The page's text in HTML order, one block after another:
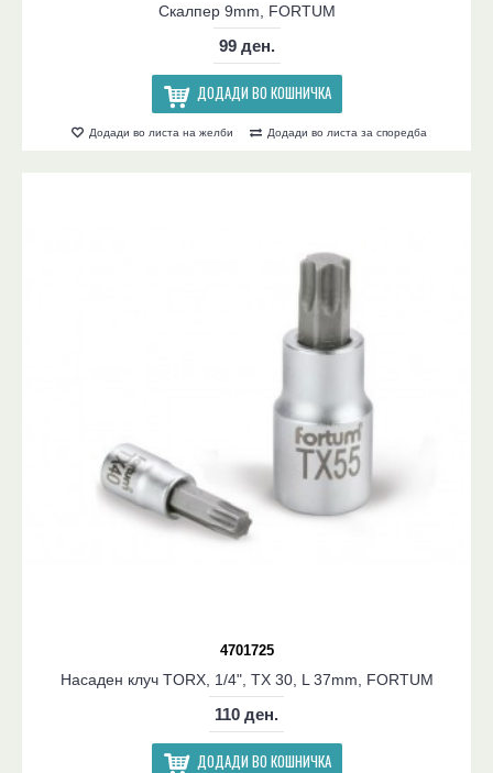
Скалпер 9mm, FORTUM
99 ден.
ДОДАДИ ВО КОШНИЧКА
Додади во листа на желби Додади во листа за споредба
4701725
Насаден клуч TORX, 1/4", TX 30, L 37mm, FORTUM
110 ден.
ДОДАДИ ВО КОШНИЧКА